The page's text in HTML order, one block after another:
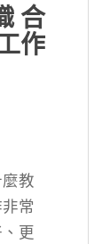
合
作
教
常
更